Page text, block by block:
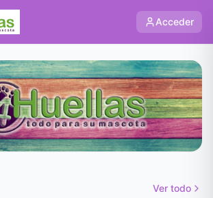
Acceder
Ver todo